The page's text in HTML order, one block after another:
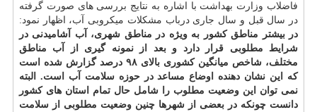
فاضلاب وزارت بهداشت با اشاره به نتایج بررسی های صورت گرفته
در سال قبل و سال جاری درباب مشكلات میكروبی آب، اظهار نمود:
در بیشتر مناطق كشور به ویژه در مناطق شهری، آب آشامیدنی در
شرایط مطلوبی قرار دارد و بعد از نمونه گیری از آب مناطق
مختلف، شاخص میانگین كشوری بالای ۹۸ درصد گزارش شده است
كه این نشان دهنده اوضاع مساعد در حوزه سلامت آب است. البته
نمی توان این وضعیت مطلوب را شامل حال تمام استان های كشور
دانست چونكه در بعضی از شهرها چنین وضعیت مطلوبی از سلامت